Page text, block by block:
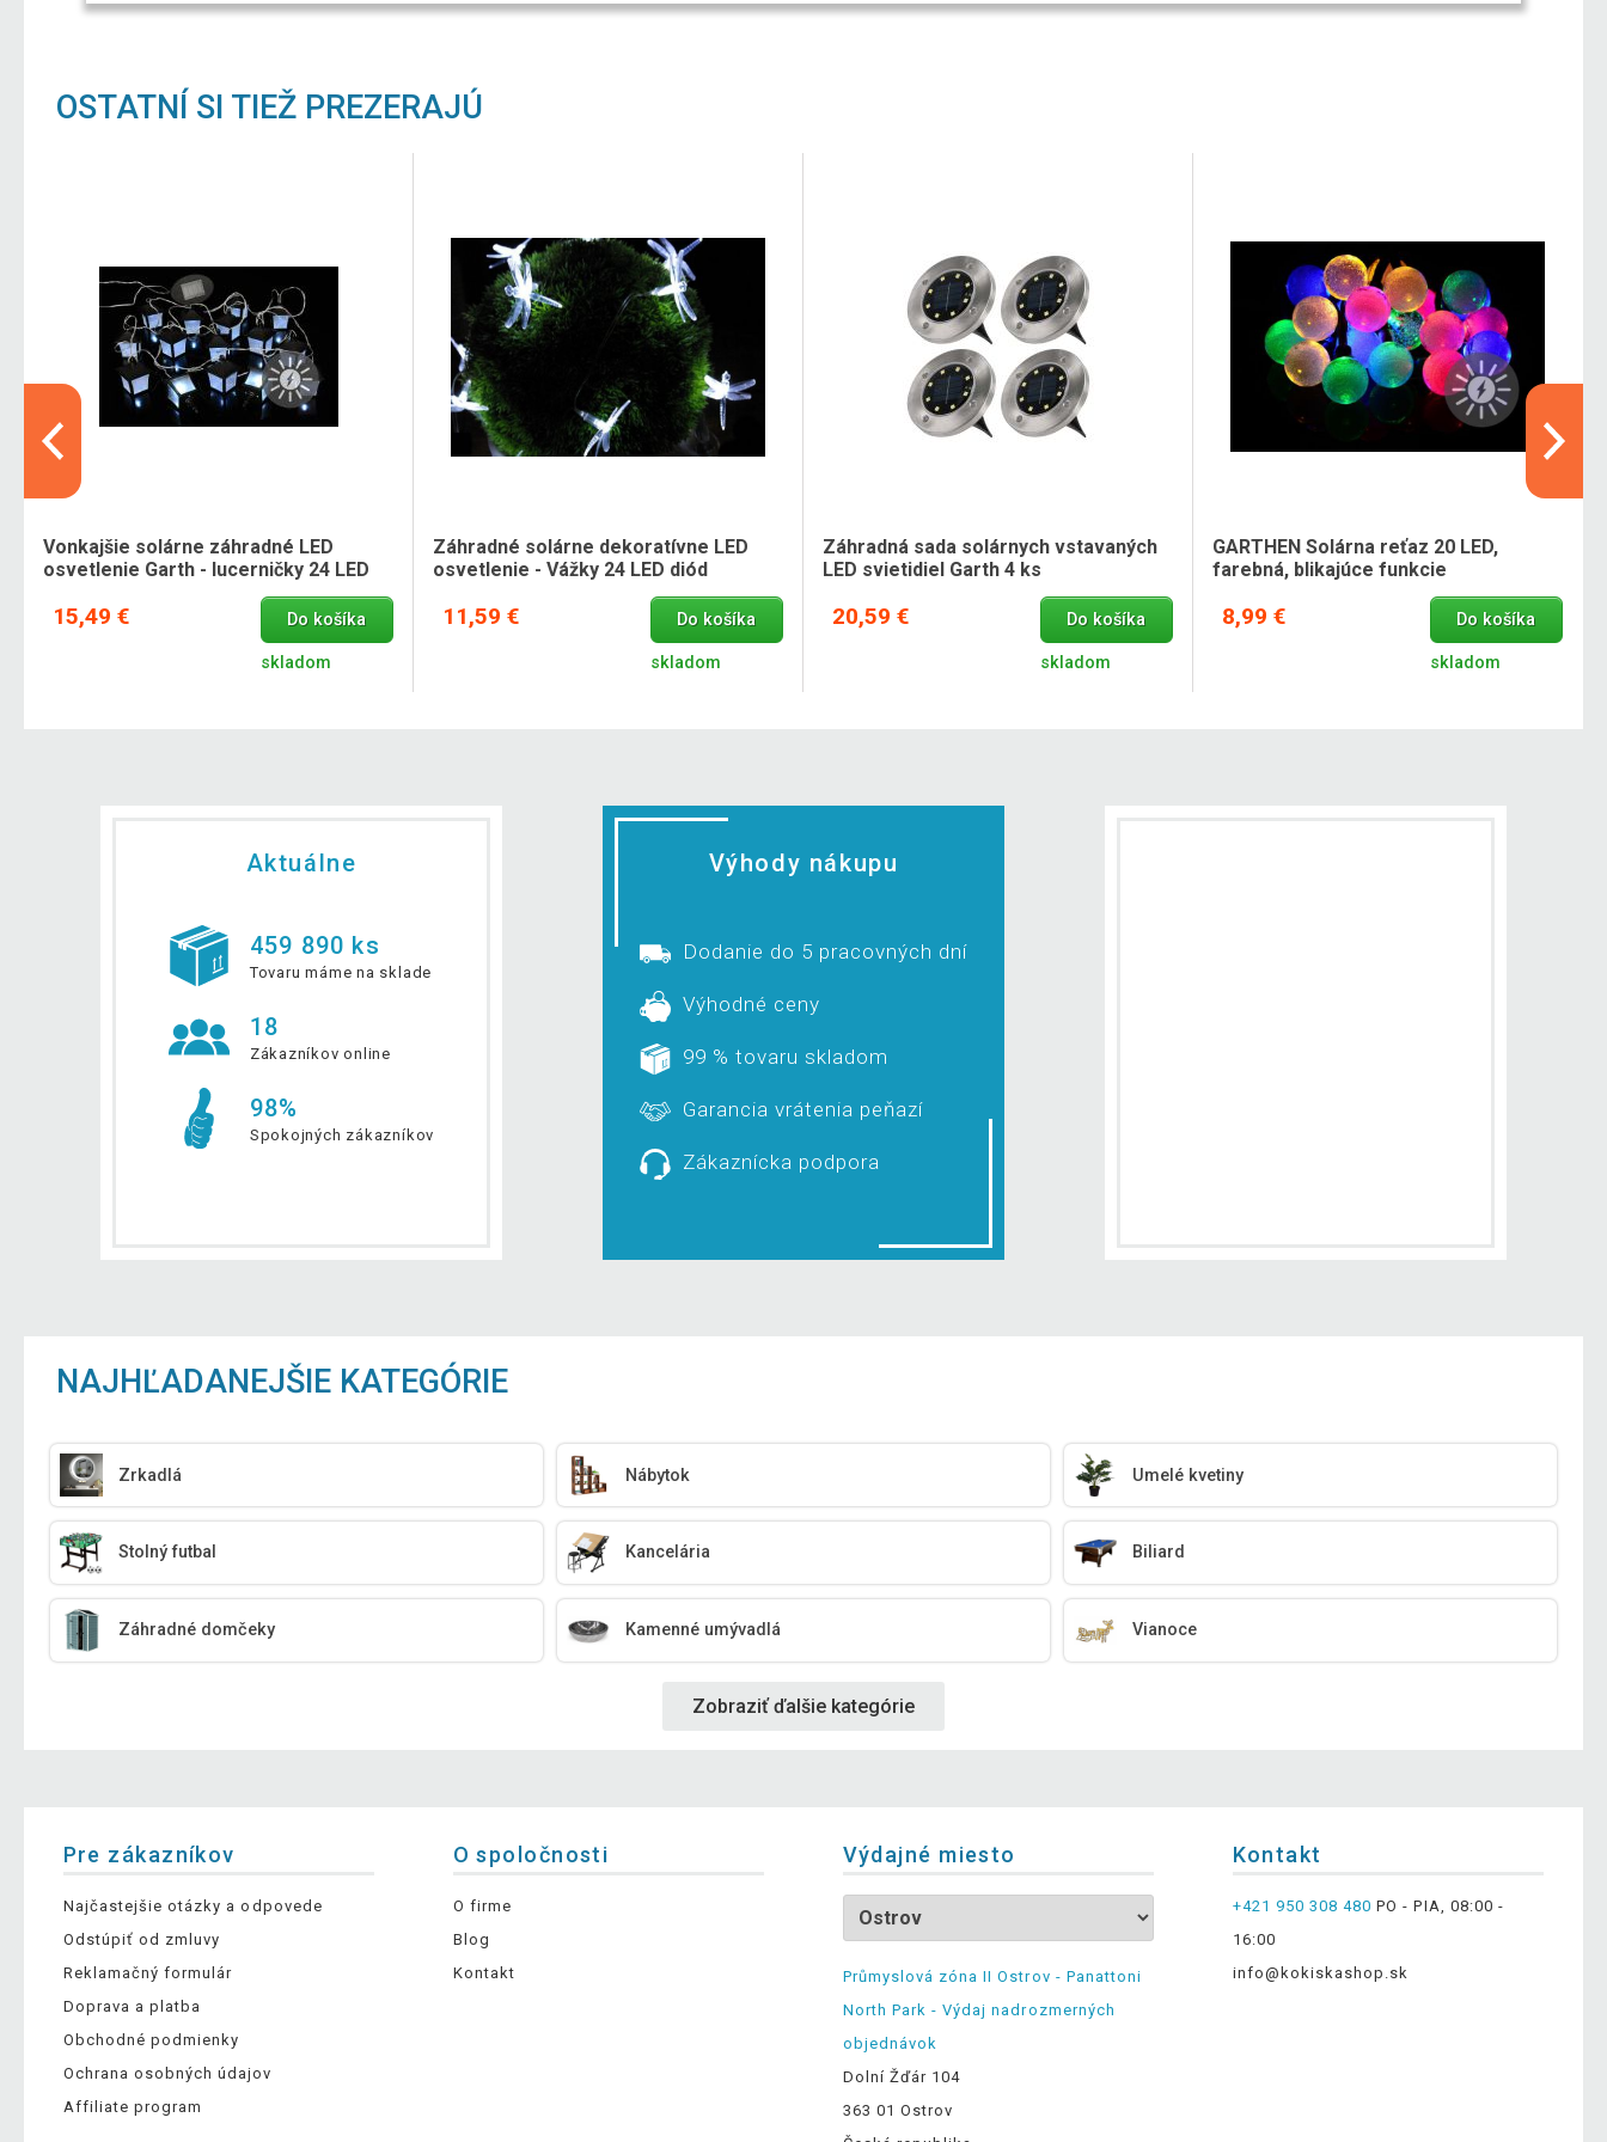
OSTATNÍ SI TIEŽ PREZERAJÚ
Vonkajšie solárne záhradné LED
osvetlenie Garth - lucerničky 24 LED
15,49 € Do košíka
skladom
Záhradné solárne dekoratívne LED
osvetlenie - Vážky 24 LED diód
11,59 € Do košíka
skladom
Záhradná sada solárnych vstavaných
LED svietidiel Garth 4 ks
20,59 € Do košíka
skladom
GARTHEN Solárna reťaz 20 LED,
farebná, blikajúce funkcie
8,99 € Do košíka
skladom
Aktuálne
459 890 ks
Tovaru máme na sklade
18
Zákazníkov online
98%
Spokojných zákazníkov
Výhody nákupu
Dodanie do 5 pracovných dní
Výhodné ceny
99 % tovaru skladom
Garancia vrátenia peňazí
Zákaznícka podpora
NAJHĽADANEJŠIE KATEGÓRIE
Zrkadlá Nábytok Umelé kvetiny
Stolný futbal Kancelária Biliard
Záhradné domčeky Kamenné umývadlá Vianoce
Zobraziť ďalšie kategórie
Pre zákazníkov
Najčastejšie otázky a odpovede
Odstúpiť od zmluvy
Reklamačný formulár
Doprava a platba
Obchodné podmienky
Ochrana osobných údajov
Affiliate program
O spoločnosti
O firme
Blog
Kontakt
Výdajné miesto
Průmyslová zóna II Ostrov - Panattoni
North Park - Výdaj nadrozmerných
objednávok
Dolní Žďár 104
363 01 Ostrov
Kontakt
+421 950 308 480 PO - PIA, 08:00 -
16:00
info@kokiskashop.sk